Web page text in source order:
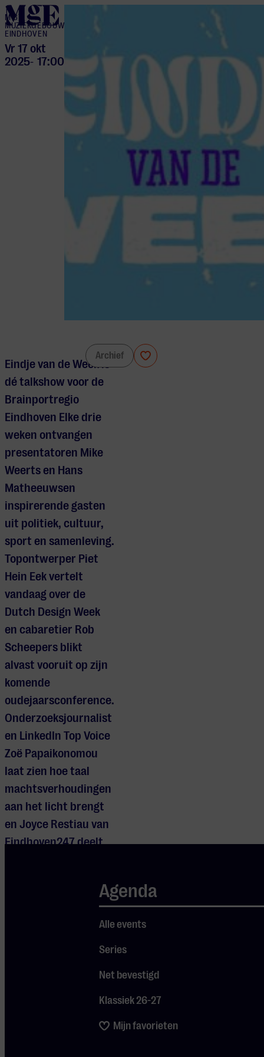
Agenda
Alle events
Series
Net bevestigd
Klassiek 26-27
Mijn favorieten
home
M BY
MUZIEKGEBOUW
EINDHOVEN
Vr 17 okt
2025- 17:00
Archief
Eindje van de Week is
dé talkshow voor de
Brainportregio
Eindhoven Elke drie
weken ontvangen
presentatoren Mike
Weerts en Hans
Matheeuwsen
inspirerende gasten
uit politiek, cultuur,
sport en samenleving.
Topontwerper Piet
Hein Eek vertelt
vandaag over de
Dutch Design Week
en cabaretier Rob
Scheepers blikt
alvast vooruit op zijn
komende
oudejaarsconference.
Onderzoeksjournalist
en LinkedIn Top Voice
Zoë Papaikonomou
laat zien hoe taal
machtsverhoudingen
aan het licht brengt
en Joyce Restiau van
Eindhoven247 deelt
omlijsting komt van
Sanna Kroon, bekend
Penning poëtisch af